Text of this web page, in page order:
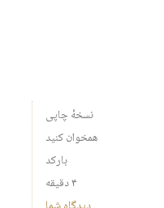
نسخهٔ چاپی
همخوان کنید
بارکد
۴ دقیقه